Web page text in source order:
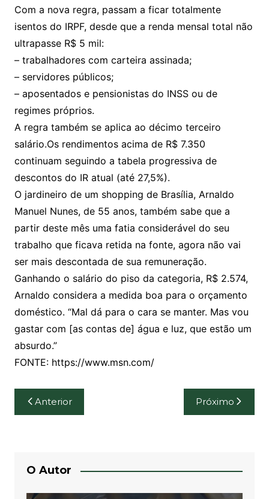
Com a nova regra, passam a ficar totalmente
isentos do IRPF, desde que a renda mensal total não
ultrapasse R$ 5 mil:
– trabalhadores com carteira assinada;
– servidores públicos;
– aposentados e pensionistas do INSS ou de
regimes próprios.
A regra também se aplica ao décimo terceiro
salário.Os rendimentos acima de R$ 7.350
continuam seguindo a tabela progressiva de
descontos do IR atual (até 27,5%).
O jardineiro de um shopping de Brasília, Arnaldo
Manuel Nunes, de 55 anos, também sabe que a
partir deste mês uma fatia considerável do seu
trabalho que ficava retida na fonte, agora não vai
ser mais descontada de sua remuneração.
Ganhando o salário do piso da categoria, R$ 2.574,
Arnaldo considera a medida boa para o orçamento
doméstico. “Mal dá para o cara se manter. Mas vou
gastar com [as contas de] água e luz, que estão um
absurdo.”
FONTE: https://www.msn.com/
Navegação
de
Anterior Próximo
O Autor